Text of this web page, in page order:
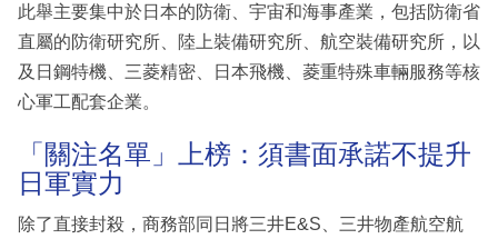
此舉主要集中於日本的防衛、宇宙和海事產業，包括防衛省
直屬的防衛研究所、陸上裝備研究所、航空裝備研究所，以
及日鋼特機、三菱精密、日本飛機、菱重特殊車輛服務等核
心軍工配套企業。
「關注名單」上榜：須書面承諾不提升
日軍實力
除了直接封殺，商務部同日將三井E&S、三井物產航空航